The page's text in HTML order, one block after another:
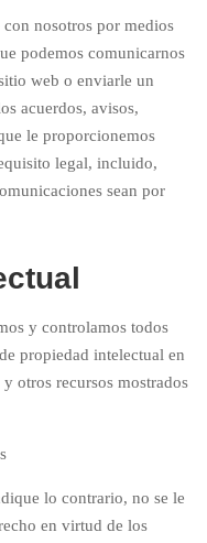
nosotros por medios
podemos comunicarnos
web o enviarle un
acuerdos, avisos,
le proporcionemos
legal, incluido,
sean por
y controlamos todos
propiedad intelectual en
otros recursos mostrados
lo contrario, no se le
en virtud de los